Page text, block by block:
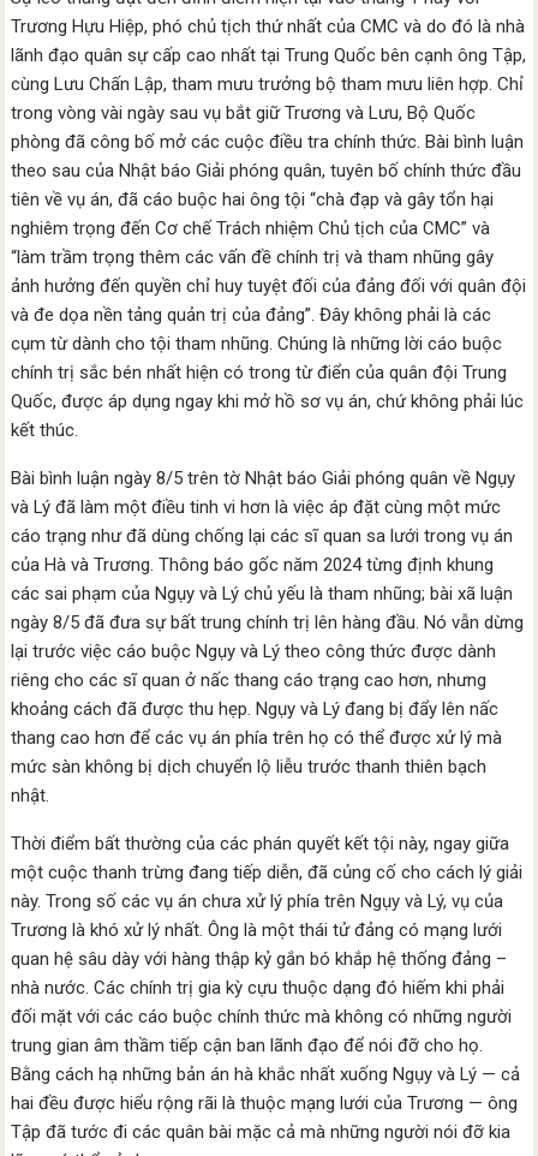
Trương Hựu Hiệp, phó chủ tịch thứ nhất của CMC và do đó là nhà
lãnh đạo quân sự cấp cao nhất tại Trung Quốc bên cạnh ông Tập,
cùng Lưu Chấn Lập, tham mưu trưởng bộ tham mưu liên hợp. Chỉ
trong vòng vài ngày sau vụ bắt giữ Trương và Lưu, Bộ Quốc
phòng đã công bố mở các cuộc điều tra chính thức. Bài bình luận
theo sau của Nhật báo Giải phóng quân, tuyên bố chính thức đầu
tiên về vụ án, đã cáo buộc hai ông tội “chà đạp và gây tổn hại
nghiêm trọng đến Cơ chế Trách nhiệm Chủ tịch của CMC” và
“làm trầm trọng thêm các vấn đề chính trị và tham nhũng gây
ảnh hưởng đến quyền chỉ huy tuyệt đối của đảng đối với quân đội
và đe dọa nền tảng quản trị của đảng”. Đây không phải là các
cụm từ dành cho tội tham nhũng. Chúng là những lời cáo buộc
chính trị sắc bén nhất hiện có trong từ điển của quân đội Trung
Quốc, được áp dụng ngay khi mở hồ sơ vụ án, chứ không phải lúc
kết thúc.
Bài bình luận ngày 8/5 trên tờ Nhật báo Giải phóng quân về Ngụy
và Lý đã làm một điều tinh vi hơn là việc áp đặt cùng một mức
cáo trạng như đã dùng chống lại các sĩ quan sa lưới trong vụ án
của Hà và Trương. Thông báo gốc năm 2024 từng định khung
các sai phạm của Ngụy và Lý chủ yếu là tham nhũng; bài xã luận
ngày 8/5 đã đưa sự bất trung chính trị lên hàng đầu. Nó vẫn dừng
lại trước việc cáo buộc Ngụy và Lý theo công thức được dành
riêng cho các sĩ quan ở nấc thang cáo trạng cao hơn, nhưng
khoảng cách đã được thu hẹp. Ngụy và Lý đang bị đẩy lên nấc
thang cao hơn để các vụ án phía trên họ có thể được xử lý mà
mức sàn không bị dịch chuyển lộ liễu trước thanh thiên bạch
nhật.
Thời điểm bất thường của các phán quyết kết tội này, ngay giữa
một cuộc thanh trừng đang tiếp diễn, đã củng cố cho cách lý giải
này. Trong số các vụ án chưa xử lý phía trên Ngụy và Lý, vụ của
Trương là khó xử lý nhất. Ông là một thái tử đảng có mạng lưới
quan hệ sâu dày với hàng thập kỷ gắn bó khắp hệ thống đảng –
nhà nước. Các chính trị gia kỳ cựu thuộc dạng đó hiếm khi phải
đối mặt với các cáo buộc chính thức mà không có những người
trung gian âm thầm tiếp cận ban lãnh đạo để nói đỡ cho họ.
Bằng cách hạ những bản án hà khắc nhất xuống Ngụy và Lý — cả
hai đều được hiểu rộng rãi là thuộc mạng lưới của Trương — ông
Tập đã tước đi các quân bài mặc cả mà những người nói đỡ kia